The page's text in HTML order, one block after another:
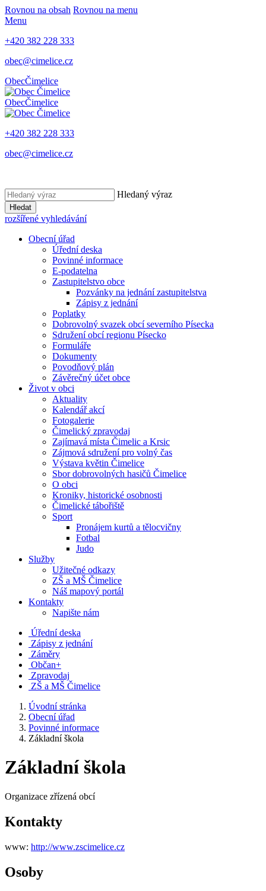
Rovnou na obsah Rovnou na menu
Menu
+420 382 228 333
obec@cimelice.cz
ObecČimelice
ObecČimelice
+420 382 228 333
obec@cimelice.cz
Hledaný výraz
Hledat
rozšířené vyhledávání
Obecní úřad
Úřední deska
Povinné informace
E-podatelna
Zastupitelstvo obce
Pozvánky na jednání zastupitelstva
Zápisy z jednání
Poplatky
Dobrovolný svazek obcí severního Písecka
Sdružení obcí regionu Písecko
Formuláře
Dokumenty
Povodňový plán
Závěrečný účet obce
Život v obci
Aktuality
Kalendář akcí
Fotogalerie
Čimelický zpravodaj
Zajímavá místa Čimelic a Krsic
Zájmová sdružení pro volný čas
Výstava květin Čimelice
Sbor dobrovolných hasičů Čimelice
O obci
Kroniky, historické osobnosti
Čimelické tábořiště
Sport
Pronájem kurtů a tělocvičny
Fotbal
Judo
Služby
Užitečné odkazy
ZŠ a MŠ Čimelice
Náš mapový portál
Kontakty
Napište nám
Úřední deska
Zápisy z jednání
Záměry
Občan+
Zpravodaj
ZŠ a MŠ Čimelice
Úvodní stránka
Obecní úřad
Povinné informace
Základní škola
Základní škola
Organizace zřízená obcí
Kontakty
www: http://www.zscimelice.cz
Osoby